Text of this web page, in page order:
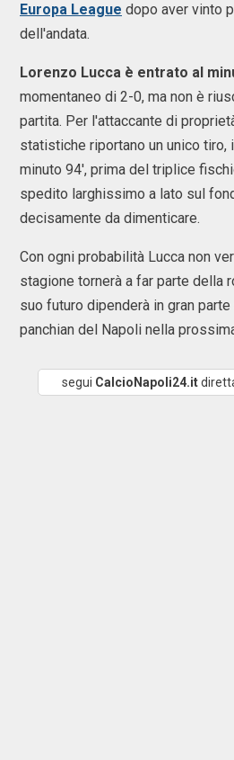
Europa League dopo aver vinto
dell'andata.
Lorenzo Lucca è entrato al
momentaneo di 2-0, ma non è
partita. Per l'attaccante di
statistiche riportano un unico
minuto 94', prima del triplice
spedito larghissimo a lato sul
decisamente da dimenticare.
Con ogni probabilità Lucca non
stagione tornerà a far parte della
suo futuro dipenderà in gran
panchian del Napoli nella
segui CalcioNapoli24.it